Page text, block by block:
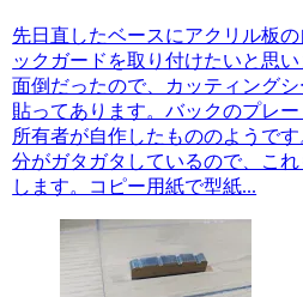
先日直したベースにアクリル板
ックガードを取り付けたいと思い
面倒だったので、カッティング
貼ってあります。バックのプレ
所有者が自作したもののようです
分がガタガタしているので、これ
します。コピー用紙で型紙...